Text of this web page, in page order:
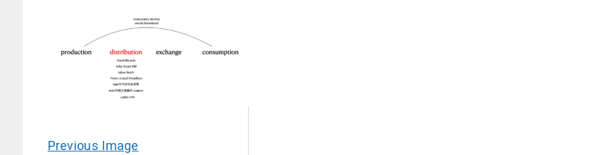
Previous Image